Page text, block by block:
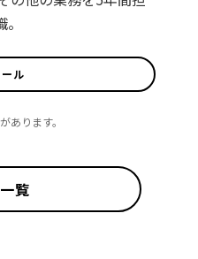
ル
あります。
覧